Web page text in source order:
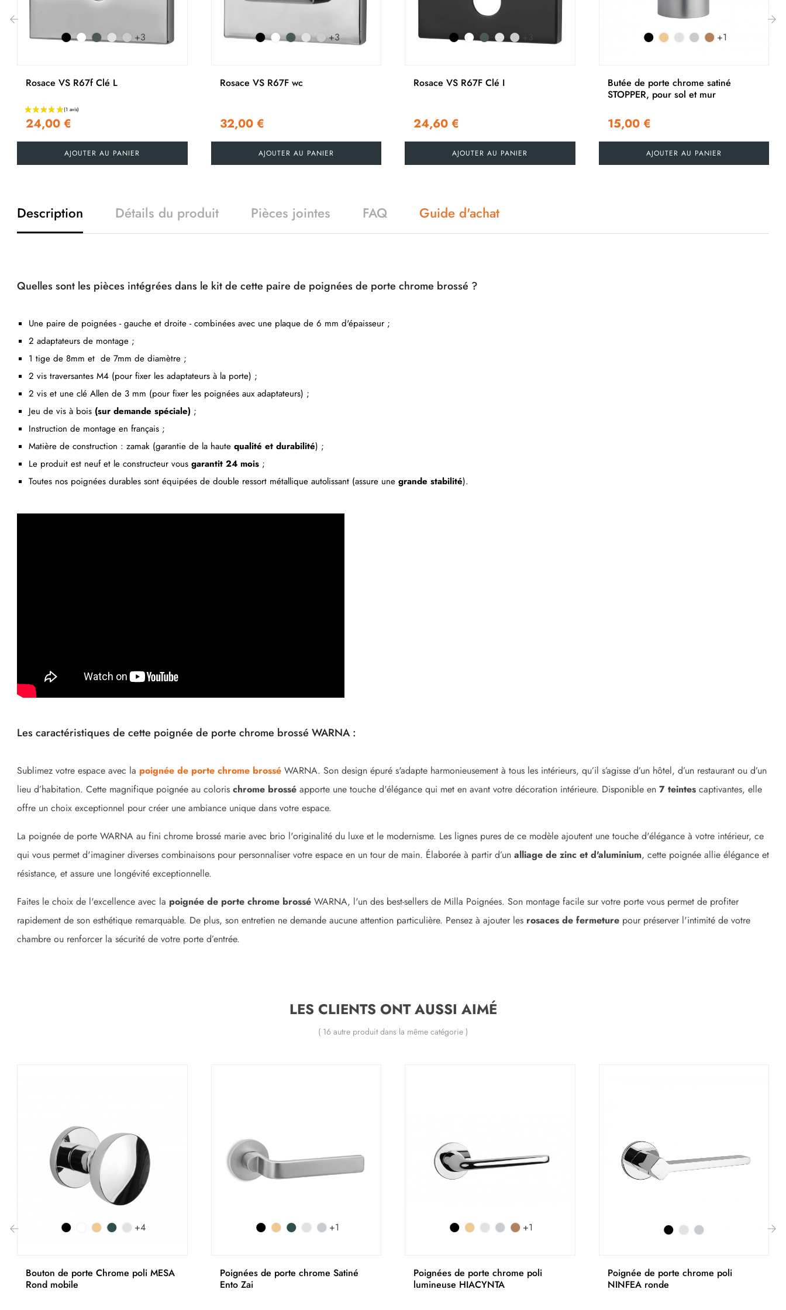
+3
Rosace VS R67f Clé L
(1 avis)
24,00 €
AJOUTER AU PANIER
+3
Rosace VS R67F wc
32,00 €
AJOUTER AU PANIER
+3
Rosace VS R67F Clé I
24,60 €
AJOUTER AU PANIER
+1
Butée de porte chrome satiné
STOPPER, pour sol et mur
15,00 €
AJOUTER AU PANIER
Description Détails du produit Pièces jointes FAQ Guide d'achat
Quelles sont les pièces intégrées dans le kit de cette paire de poignées de porte chrome brossé ?
Une paire de poignées - gauche et droite - combinées avec une plaque de 6 mm d'épaisseur ;
2 adaptateurs de montage ;
1 tige de 8mm et de 7mm de diamètre ;
2 vis traversantes M4 (pour fixer les adaptateurs à la porte) ;
2 vis et une clé Allen de 3 mm (pour fixer les poignées aux adaptateurs) ;
Jeu de vis à bois (sur demande spéciale) ;
Instruction de montage en français ;
Matière de construction : zamak (garantie de la haute qualité et durabilité) ;
Le produit est neuf et le constructeur vous garantit 24 mois ;
Toutes nos poignées durables sont équipées de double ressort métallique autolissant (assure une grande stabilité).
Les caractéristiques de cette poignée de porte chrome brossé WARNA :
Sublimez votre espace avec la poignée de porte chrome brossé WARNA. Son design épuré s'adapte harmonieusement à tous les intérieurs, qu’il s’agisse d’un hôtel, d’un restaurant ou d’un
lieu d’habitation. Cette magnifique poignée au coloris chrome brossé apporte une touche d'élégance qui met en avant votre décoration intérieure. Disponible en 7 teintes captivantes, elle
offre un choix exceptionnel pour créer une ambiance unique dans votre espace.
La poignée de porte WARNA au fini chrome brossé marie avec brio l'originalité du luxe et le modernisme. Les lignes pures de ce modèle ajoutent une touche d'élégance à votre intérieur, ce
qui vous permet d'imaginer diverses combinaisons pour personnaliser votre espace en un tour de main. Élaborée à partir d’un alliage de zinc et d'aluminium, cette poignée allie élégance et
résistance, et assure une longévité exceptionnelle.
Faites le choix de l'excellence avec la poignée de porte chrome brossé WARNA, l'un des best-sellers de Milla Poignées. Son montage facile sur votre porte vous permet de profiter
rapidement de son esthétique remarquable. De plus, son entretien ne demande aucune attention particulière. Pensez à ajouter les rosaces de fermeture pour préserver l'intimité de votre
chambre ou renforcer la sécurité de votre porte d’entrée.
LES CLIENTS ONT AUSSI AIMÉ
( 16 autre produit dans la même catégorie )
+4
Bouton de porte Chrome poli MESA
Rond mobile
+1
Poignées de porte chrome Satiné
Ento Zai
+1
Poignées de porte chrome poli
lumineuse HIACYNTA
Poignée de porte chrome poli
NINFEA ronde